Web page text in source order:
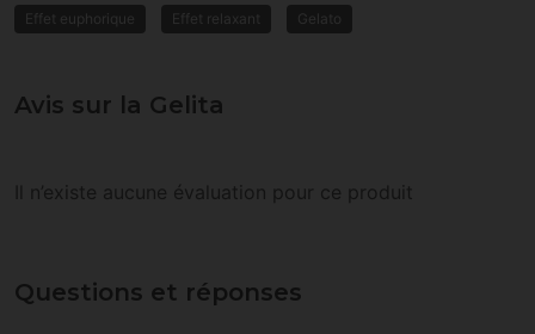
Effet euphorique Effet relaxant Gelato
Avis sur la Gelita
Il n’existe aucune évaluation pour ce produit
Questions et réponses